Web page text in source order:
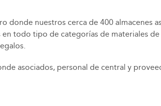
donde nuestros cerca de 400 almacenes
todo tipo de categorías de materiales
asociados, personal de central y